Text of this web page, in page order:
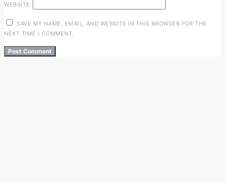
WEBSITE
SAVE MY NAME, EMAIL, AND WEBSITE IN THIS BROWSER FOR THE
NEXT TIME I COMMENT.